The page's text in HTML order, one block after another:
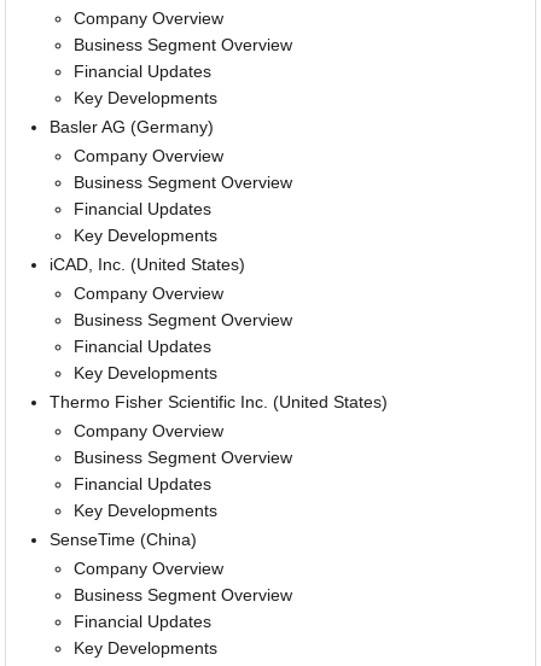
Company Overview
Business Segment Overview
Financial Updates
Key Developments
Basler AG (Germany)
Company Overview
Business Segment Overview
Financial Updates
Key Developments
iCAD, Inc. (United States)
Company Overview
Business Segment Overview
Financial Updates
Key Developments
Thermo Fisher Scientific Inc. (United States)
Company Overview
Business Segment Overview
Financial Updates
Key Developments
SenseTime (China)
Company Overview
Business Segment Overview
Financial Updates
Key Developments